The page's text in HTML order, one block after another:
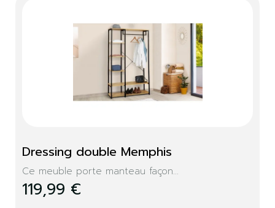
Dressing double Memphis
Ce meuble porte manteau façon...
119,99 €